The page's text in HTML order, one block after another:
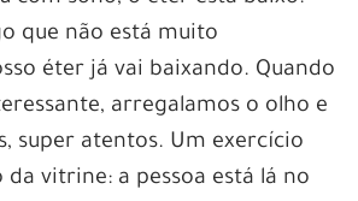
que não está muito
éter já vai baixando. Quando
arregalamos o olho e
super atentos. Um exercício
da vitrine: a pessoa está lá no